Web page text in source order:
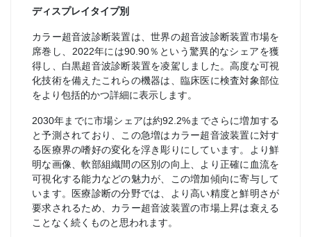
ディスプレイタイプ別
カラー超音波診断装置は、世界の超音波診断装置市場を
席巻し、2022年には90.90％という驚異的なシェアを獲
得し、白黒超音波診断装置を凌駕しました。高度な可視
化技術を備えたこれらの機器は、臨床医に検査対象部位
をより包括的かつ詳細に表示します。
2030年までに市場シェアは約92.2%までさらに増加する
と予測されており、この急増はカラー超音波装置に対す
る医療界の嗜好の変化を浮き彫りにしています。より鮮
明な画像、軟部組織間の区別の向上、より正確に血流を
可視化する能力などの魅力が、この増加傾向に寄与して
います。医療診断の分野では、より高い精度と鮮明さが
要求されるため、カラー超音波装置の市場上昇は衰える
ことなく続くものと思われます。